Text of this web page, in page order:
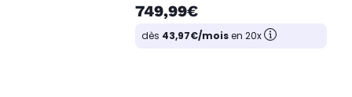
749,99€
dès 43,97€/moisen 20x